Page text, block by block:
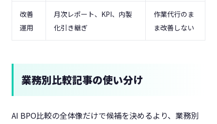
改善
運用
月次レポート、KPI、内製
化引き継ぎ
作業代行のま
ま改善しない
業務別比較記事の使い分け
AI BPO比較の全体像だけで候補を決めるより、業務別